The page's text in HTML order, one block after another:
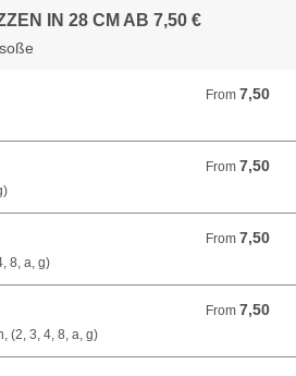
IN 28 CM AB 7,50 €
From 7,50
From 7,50 EUR
From 7,50
From 7,50 EUR
From 7,50
From 7,50 EUR
8, a, g)
From 7,50
From 7,50 EUR
(2, 3, 4, 8, a, g)